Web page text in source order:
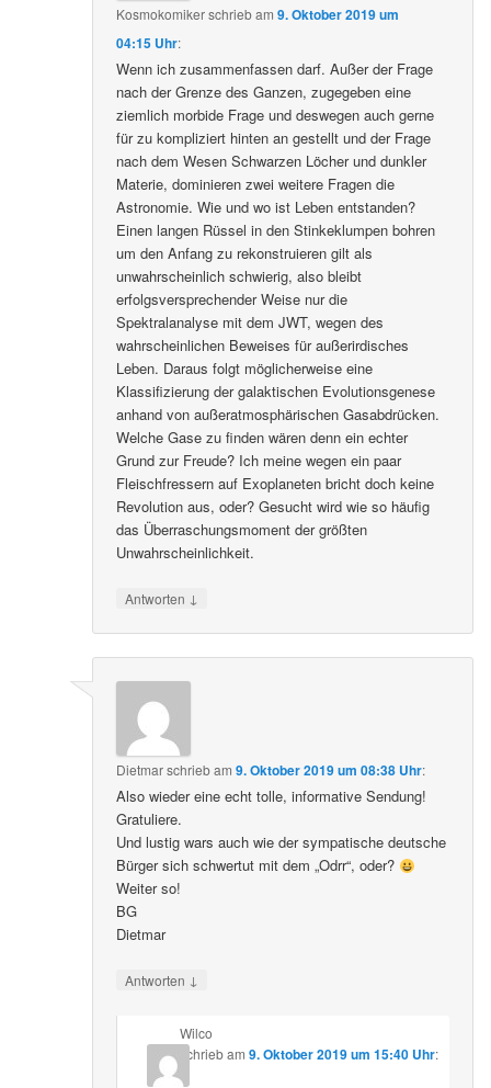
Kosmokomikerschriebam9. Oktober 2019 um
04:15 Uhr:
Wenn ich zusammenfassen darf. Außer der Frage
nach der Grenze des Ganzen, zugegeben eine
ziemlich morbide Frage und deswegen auch gerne
für zu kompliziert hinten an gestellt und der Frage
nach dem Wesen Schwarzen Löcher und dunkler
Materie, dominieren zwei weitere Fragen die
Astronomie. Wie und wo ist Leben entstanden?
Einen langen Rüssel in den Stinkeklumpen bohren
um den Anfang zu rekonstruieren gilt als
unwahrscheinlich schwierig, also bleibt
erfolgsversprechender Weise nur die
Spektralanalyse mit dem JWT, wegen des
wahrscheinlichen Beweises für außerirdisches
Leben. Daraus folgt möglicherweise eine
Klassifizierung der galaktischen Evolutionsgenese
anhand von außeratmosphärischen Gasabdrücken.
Welche Gase zu finden wären denn ein echter
Grund zur Freude? Ich meine wegen ein paar
Fleischfressern auf Exoplaneten bricht doch keine
Revolution aus, oder? Gesucht wird wie so häufig
das Überraschungsmoment der größten
Unwahrscheinlichkeit.
Antworten ↓
Dietmarschriebam9. Oktober 2019 um 08:38 Uhr:
Also wieder eine echt tolle, informative Sendung!
Gratuliere.
Und lustig wars auch wie der sympatische deutsche
Bürger sich schwertut mit dem „Odrr“, oder?
Weiter so!
BG
Dietmar
Antworten ↓
Wilco
schriebam 9. Oktober 2019 um 15:40 Uhr: